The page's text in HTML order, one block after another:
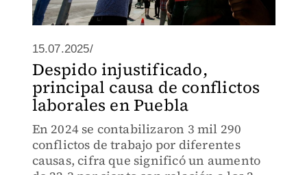
15.07.2025/
Despido injustificado,
principal causa de conflictos
laborales en Puebla
En 2024 se contabilizaron 3 mil 290
conflictos de trabajo por diferentes
causas, cifra que significó un aumento